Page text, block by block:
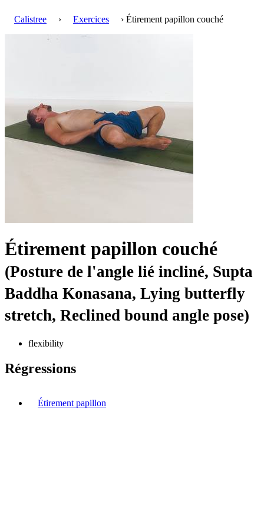
Calistree › Exercices › Étirement papillon couché
Étirement papillon couché
(Posture de l'angle lié incliné, Supta
Baddha Konasana, Lying butterfly
stretch, Reclined bound angle pose)
flexibility
Régressions
Étirement papillon